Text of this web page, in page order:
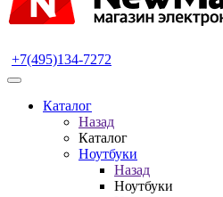
+7(495)134-7272
Каталог
Назад
Каталог
Ноутбуки
Назад
Ноутбуки